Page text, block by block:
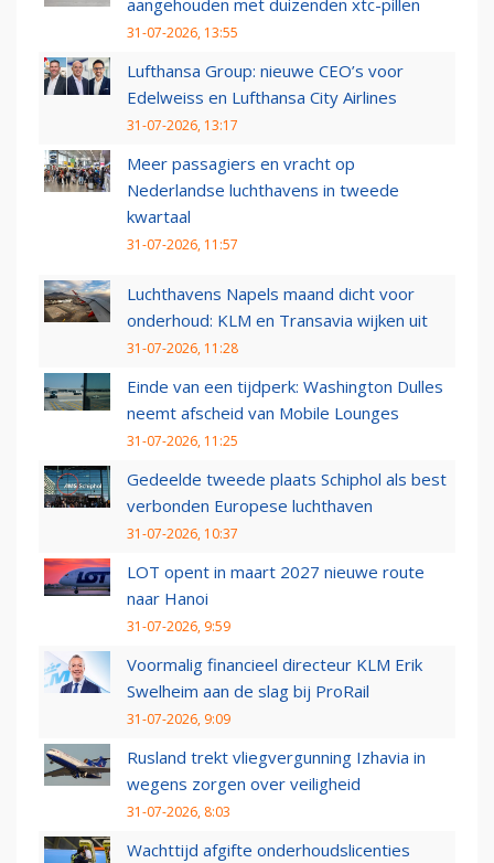
aangehouden met duizenden xtc-pillen
31-07-2026, 13:55
Lufthansa Group: nieuwe CEO’s voor
Edelweiss en Lufthansa City Airlines
31-07-2026, 13:17
Meer passagiers en vracht op
Nederlandse luchthavens in tweede
kwartaal
31-07-2026, 11:57
Luchthavens Napels maand dicht voor
onderhoud: KLM en Transavia wijken uit
31-07-2026, 11:28
Einde van een tijdperk: Washington Dulles
neemt afscheid van Mobile Lounges
31-07-2026, 11:25
Gedeelde tweede plaats Schiphol als best
verbonden Europese luchthaven
31-07-2026, 10:37
LOT opent in maart 2027 nieuwe route
naar Hanoi
31-07-2026, 9:59
Voormalig financieel directeur KLM Erik
Swelheim aan de slag bij ProRail
31-07-2026, 9:09
Rusland trekt vliegvergunning Izhavia in
wegens zorgen over veiligheid
31-07-2026, 8:03
Wachttijd afgifte onderhoudslicenties